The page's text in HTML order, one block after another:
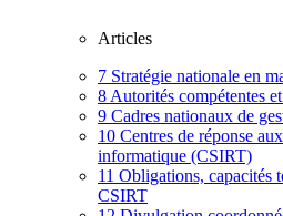
Articles
7 Stratégie nationale en
8 Autorités compétentes
9 Cadres nationaux de
10 Centres de réponse
informatique (CSIRT)
11 Obligations, capacités
CSIRT